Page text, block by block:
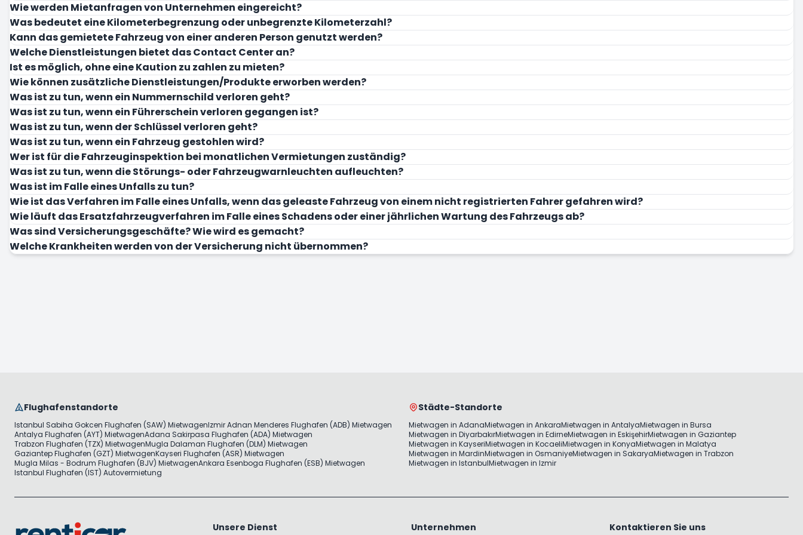
Wie werden Mietanfragen von Unternehmen eingereicht?
Was bedeutet eine Kilometerbegrenzung oder unbegrenzte Kilometerzahl?
Kann das gemietete Fahrzeug von einer anderen Person genutzt werden?
Welche Dienstleistungen bietet das Contact Center an?
Ist es möglich, ohne eine Kaution zu zahlen zu mieten?
Wie können zusätzliche Dienstleistungen/Produkte erworben werden?
Was ist zu tun, wenn ein Nummernschild verloren geht?
Was ist zu tun, wenn ein Führerschein verloren gegangen ist?
Was ist zu tun, wenn der Schlüssel verloren geht?
Was ist zu tun, wenn ein Fahrzeug gestohlen wird?
Wer ist für die Fahrzeuginspektion bei monatlichen Vermietungen zuständig?
Was ist zu tun, wenn die Störungs- oder Fahrzeugwarnleuchten aufleuchten?
Was ist im Falle eines Unfalls zu tun?
Wie ist das Verfahren im Falle eines Unfalls, wenn das geleaste Fahrzeug von einem nicht registrierten Fahrer gefahren wird?
Wie läuft das Ersatzfahrzeugverfahren im Falle eines Schadens oder einer jährlichen Wartung des Fahrzeugs ab?
Was sind Versicherungsgeschäfte? Wie wird es gemacht?
Welche Krankheiten werden von der Versicherung nicht übernommen?
Flughafenstandorte
Istanbul Sabiha Gokcen Flughafen (SAW) MietwagenIzmir Adnan Menderes Flughafen (ADB) Mietwagen
Antalya Flughafen (AYT) MietwagenAdana Sakirpasa Flughafen (ADA) Mietwagen
Trabzon Flughafen (TZX) MietwagenMugla Dalaman Flughafen (DLM) Mietwagen
Gaziantep Flughafen (GZT) MietwagenKayseri Flughafen (ASR) Mietwagen
Mugla Milas - Bodrum Flughafen (BJV) MietwagenAnkara Esenboga Flughafen (ESB) Mietwagen
Istanbul Flughafen (IST) Autovermietung
Städte-Standorte
Mietwagen in AdanaMietwagen in AnkaraMietwagen in AntalyaMietwagen in Bursa
Mietwagen in DiyarbakırMietwagen in EdirneMietwagen in EskişehirMietwagen in Gaziantep
Mietwagen in KayseriMietwagen in KocaeliMietwagen in KonyaMietwagen in Malatya
Mietwagen in MardinMietwagen in OsmaniyeMietwagen in SakaryaMietwagen in Trabzon
Mietwagen in IstanbulMietwagen in Izmir
Unsere Dienst Unternehmen Kontaktieren Sie uns